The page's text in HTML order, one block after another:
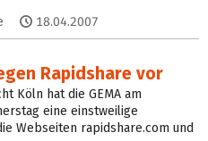
18.04.2007
Rapidshare vor
Köln hat die GEMA am
eine einstweilige
Webseiten rapidshare.com und